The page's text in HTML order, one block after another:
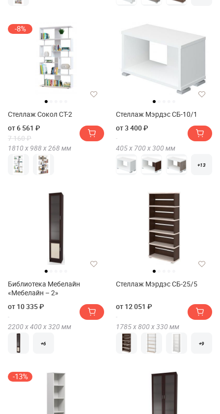
-8%
Стеллаж Сокол СТ-2
от 6 561 ₽
7 160 ₽
1810 х 988 х268мм
Стеллаж Мэрдэс СБ-10/1
от 3 400 ₽
405 х 700 х300 мм
+13
Библиотека Мебелайн
«Мебелайн – 2»
от 10 335 ₽
2200 х400 х320 мм
+6
Стеллаж Мэрдэс СБ-25/5
от 12 051 ₽
1785 х800 х330 мм
+9
-13%